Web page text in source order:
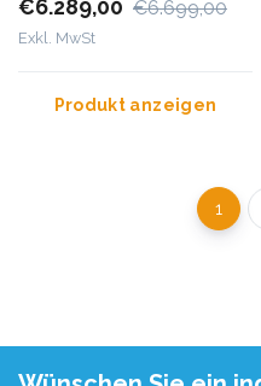
€6.289,00 €6.699,00
Exkl. MwSt
Produkt anzeigen
1